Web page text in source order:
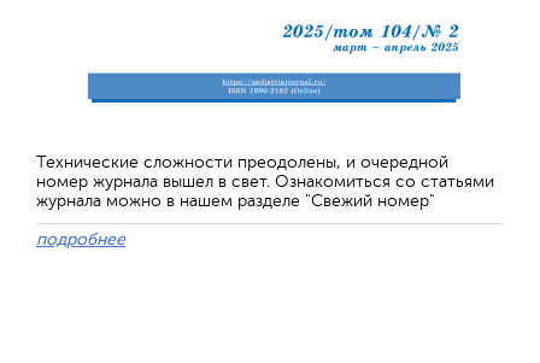
Технические сложности преодолены, и очередной
номер журнала вышел в свет. Ознакомиться со статьями
журнала можно в нашем разделе "Свежий номер"
подробнее